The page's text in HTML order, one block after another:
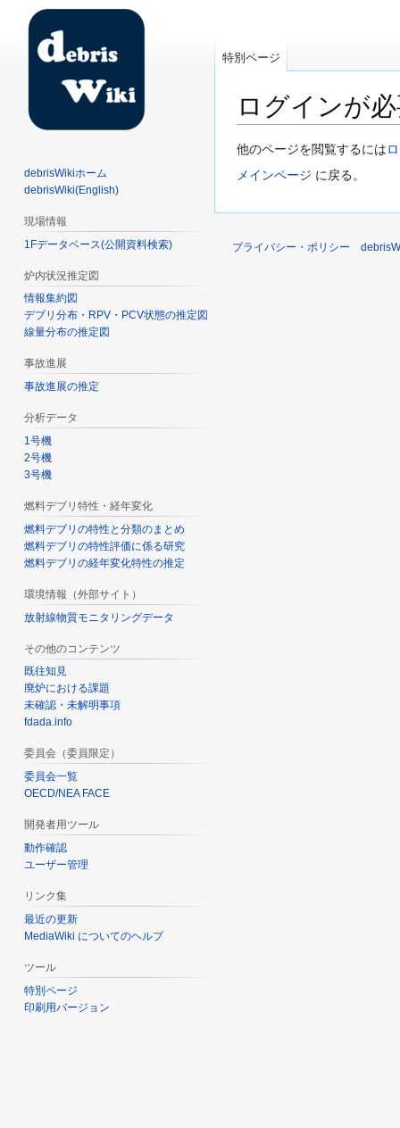
ログインが
ナ
ビ
ョ
検
索
他のページを閲覧するには
メインページ に戻る。
特別ページ
debrisWikiホーム
debrisWiki(English)
現場情報
1Fデータベース(公開資料検索)
炉内状況推定図
情報集約図
デブリ分布・RPV・PCV状態の推定図
線量分布の推定図
事故進展
事故進展の推定
分析データ
1号機
2号機
3号機
燃料デブリ特性・経年変化
燃料デブリの特性と分類のまとめ
燃料デブリの特性評価に係る研究
燃料デブリの経年変化特性の推定
環境情報（外部サイト）
放射線物質モニタリングデータ
その他のコンテンツ
既往知見
廃炉における課題
未確認・未解明事項
fdada.info
委員会（委員限定）
委員会一覧
OECD/NEA FACE
開発者用ツール
動作確認
ユーザー管理
リンク集
最近の更新
MediaWiki についてのヘルプ
ツール
特別ページ
印刷用バージョン
プライバシー・ポリシー